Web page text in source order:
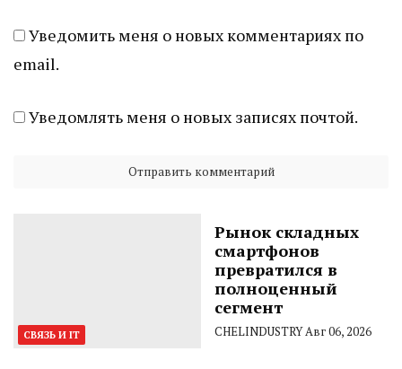
Уведомить меня о новых комментариях по
email.
Уведомлять меня о новых записях почтой.
СВЯЗЬ И IT
Рынок складных
смартфонов
превратился в
полноценный
сегмент
CHELINDUSTRYАвг 06, 2026